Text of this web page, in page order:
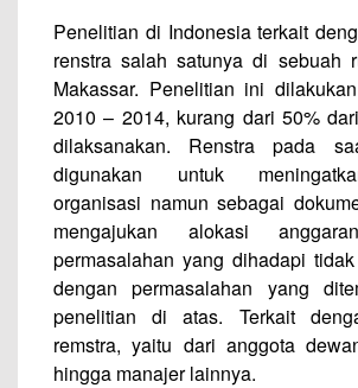
Penelitian di Indonesia terkait
renstra salah satunya di sebuah
Makassar. Penelitian ini
2010 – 2014, kurang dari 50%
dilaksanakan. Renstra pada
digunakan untuk
organisasi namun sebagai
mengajukan alokasi
permasalahan yang dihadapi
dengan permasalahan yang
penelitian di atas. Terkait
remstra, yaitu dari anggota
hingga manajer lainnya.